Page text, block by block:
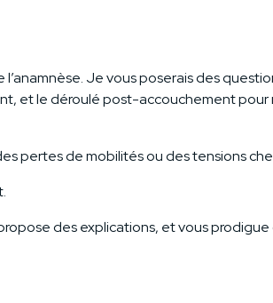
Je vous poserais des
et le déroulé post-accouchement
pertes de mobilités ou des tensions
des explications, et vous